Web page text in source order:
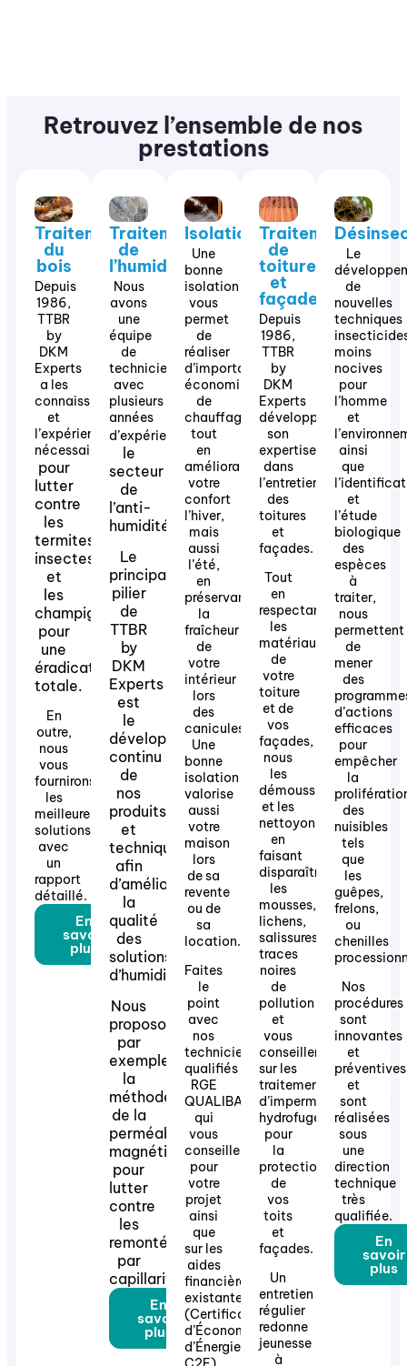
Retrouvez l’ensemble de nos
prestations
Traitement
du
bois
Depuis
1986,
TTBR
by
DKM
Experts
a les
connaissances
et
l’expérience
nécessaires
pour
lutter
contre
les
termites,
insectes
et
les
champignons,
pour
une
éradication
totale.
En
outre,
nous
vous
fournirons
les
meilleures
solutions
avec
un
rapport
détaillé.
En
savoir
plus
Traitement
de
l’humidité
Nous
avons
une
équipe
de
techniciens
avec
plusieurs
années
d’expériencedans
le
secteur
de
l’anti-
humidité.
Le
principal
pilier
de
TTBR
by
DKM
Experts
est
le
développement
continu
de
nos
produits
et
techniques,
afin
d’améliorer
la
qualité
des
solutions
d’humidité.
Nous
proposons
par
exemple
la
méthode
de la
perméabilité
magnétique
pour
lutter
contre
les
remontées
par
capillarité.
En
savoir
plus
Isolation
Une
bonne
isolation
vous
permet
de
réaliser
d’importantes
économies
de
chauffage
tout
en
améliorant
votre
confort
l’hiver,
mais
aussi
l’été,
en
préservant
la
fraîcheur
de
votre
intérieur
lors
des
canicules.
Une
bonne
isolation
valorise
aussi
votre
maison
lors
de sa
revente
ou de
sa
location.
Faites
le
point
avec
nos
techniciens
qualifiés
RGE
QUALIBAT
qui
vous
conseilleront
pour
votre
projet
ainsi
que
sur les
aides
financières
existantes
(Certificats
d’Économie
d’Énergie
Traitement
de
toiture
et
façade
Depuis
1986,
TTBR
by
DKM
Experts
développe
son
expertise
dans
l’entretien
des
toitures
et
façades.
Tout
en
respectant
les
matériaux
de
votre
toiture
et de
vos
façades,
nous
les
démoussons
et les
nettoyons
en
faisant
disparaître
les
mousses,
lichens,
salissures,
traces
noires
de
pollution
et
vous
conseillerons
sur les
traitements
d’imperméabilisation
hydrofuge
pour
la
protection
de
vos
toits
et
façades.
Un
entretien
régulier
redonne
jeunesse
à
Le
de
nouvelles
techniques
moins
nocives
pour
l’homme
et
ainsi
que
et
l’étude
biologique
des
espèces
à
traiter,
nous
permettent
de
mener
des
d’actions
efficaces
pour
empêcher
la
des
nuisibles
tels
que
les
guêpes,
frelons,
ou
chenilles
Nos
procédures
sont
innovantes
et
et
sont
réalisées
sous
une
direction
technique
très
qualifiée.
En
savoir
plus